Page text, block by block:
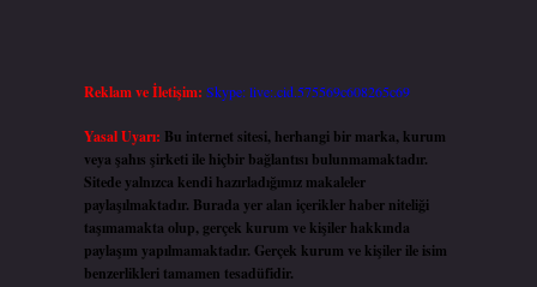
Reklam ve İletişim: Skype: live:.cid.575569c608265c69
Yasal Uyarı: Bu internet sitesi, herhangi bir marka, kurum
veya şahıs şirketi ile hiçbir bağlantısı bulunmamaktadır.
Sitede yalnızca kendi hazırladığımız makaleler
paylaşılmaktadır. Burada yer alan içerikler haber niteliği
taşımamakta olup, gerçek kurum ve kişiler hakkında
paylaşım yapılmamaktadır. Gerçek kurum ve kişiler ile isim
benzerlikleri tamamen tesadüfidir.